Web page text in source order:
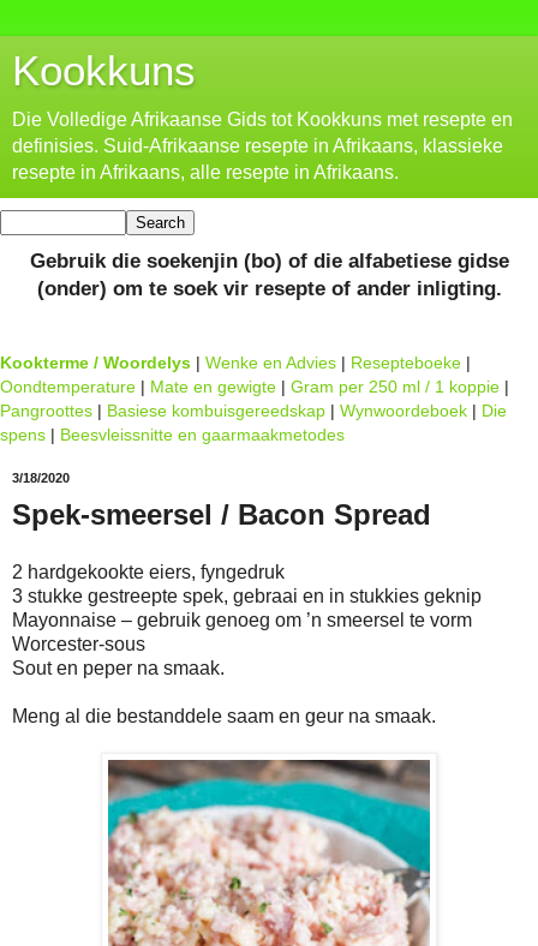
Kookkuns
Die Volledige Afrikaanse Gids tot Kookkuns met resepte en
definisies. Suid-Afrikaanse resepte in Afrikaans, klassieke
resepte in Afrikaans, alle resepte in Afrikaans.
Gebruik die soekenjin (bo) of die alfabetiese gidse
(onder) om te soek vir resepte of ander inligting.
Kookterme / Woordelys | Wenke en Advies | Resepteboeke |
Oondtemperature | Mate en gewigte | Gram per 250 ml / 1 koppie |
Pangroottes | Basiese kombuisgereedskap | Wynwoordeboek | Die
spens | Beesvleissnitte en gaarmaakmetodes
3/18/2020
Spek-smeersel / Bacon Spread
2 hardgekookte eiers, fyngedruk
3 stukke gestreepte spek, gebraai en in stukkies geknip
Mayonnaise – gebruik genoeg om ’n smeersel te vorm
Worcester-sous
Sout en peper na smaak.
Meng al die bestanddele saam en geur na smaak.